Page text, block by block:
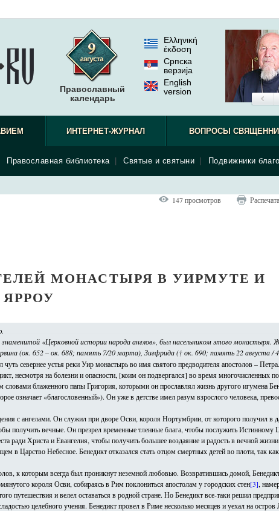
Православный
календарь
Ελληνική
έκδοση
Српска
верзиjа
English
version
Православная библиотека Святые и святыни Подвижники
ИНТЕРНЕТ-ЖУРНАЛ ВОПРОСЫ
147 просмотров
МОНАСТЫРЯ В УИРМУТЕ И
ЯРРОУ
«Церковной истории народа англов», был насельником этого
(ок. 652 – ок. 688; память 7/20 марта), Зигфрида († ок. 690; память 22 августа /
севернее устья реки Уир монастырь во имя святого предводителя апостолов –
несмотря на болезни и опасности, [коим он подвергался] во время многочисленных
блаженного папы Григория, которыми он прославлял жизнь другого игумена
означает «благословенный»). Он уже в детстве имел разум взрослого человека,
с ангелами. Он служил при дворе Осви, короля Нортумбрии, от которого получил в
получить вечные. Он презрел временные тленные блага, чтобы послужить Истинному
ради Христа и Евангелия, чтобы получить большее воздаяние и радость в вечной
Царство Небесное. Бенедикт отказался стать отцом смертных детей во плоти, так
к которым всегда был проникнут неземной любовью. Возвратившись домой,
короля Осви, собираясь в Рим поклониться апостолам у городских стен[3],
путешествия и велел оставаться в родной стране. Но Бенедикт все-таки решил
целебного учения. Бенедикт провел в Риме несколько месяцев и уехал на остров